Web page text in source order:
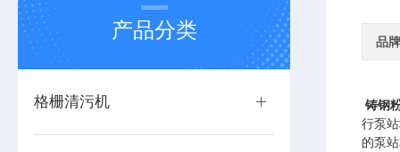
产品分类
格栅清污机
品牌
铸钢
行泵
的泵